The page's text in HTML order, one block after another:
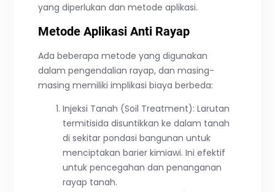
yang diperlukan dan metode aplikasi.
Metode Aplikasi Anti Rayap
Ada beberapa metode yang digunakan
dalam pengendalian rayap, dan masing-
masing memiliki implikasi biaya berbeda:
Injeksi Tanah (Soil Treatment): Larutan
termitisida disuntikkan ke dalam tanah
di sekitar pondasi bangunan untuk
menciptakan barier kimiawi. Ini efektif
untuk pencegahan dan penanganan
rayap tanah.